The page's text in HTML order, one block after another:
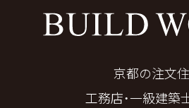
京都の注文
工務店・一級建築